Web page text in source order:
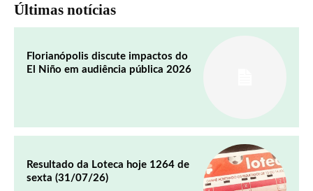
Últimas notícias
Florianópolis discute impactos do
El Niño em audiência pública 2026
Resultado da Loteca hoje 1264 de
sexta (31/07/26)